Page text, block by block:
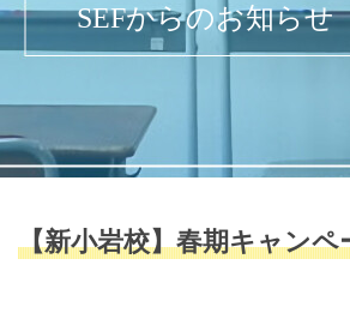
SEFからのお知らせ
【新小岩校】春期キャンペ